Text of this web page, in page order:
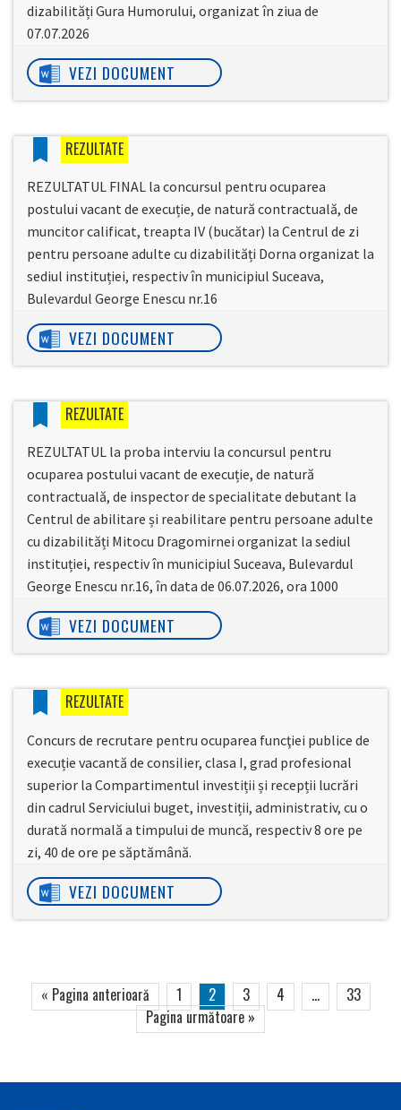
dizabilități Gura Humorului, organizat în ziua de
07.07.2026
VEZI DOCUMENT
REZULTATE
REZULTATUL FINAL la concursul pentru ocuparea
postului vacant de execuție, de natură contractuală, de
muncitor calificat, treapta IV (bucătar) la Centrul de zi
pentru persoane adulte cu dizabilități Dorna organizat la
sediul instituției, respectiv în municipiul Suceava,
Bulevardul George Enescu nr.16
VEZI DOCUMENT
REZULTATE
REZULTATUL la proba interviu la concursul pentru
ocuparea postului vacant de execuție, de natură
contractuală, de inspector de specialitate debutant la
Centrul de abilitare și reabilitare pentru persoane adulte
cu dizabilități Mitocu Dragomirnei organizat la sediul
instituției, respectiv în municipiul Suceava, Bulevardul
George Enescu nr.16, în data de 06.07.2026, ora 1000
VEZI DOCUMENT
REZULTATE
Concurs de recrutare pentru ocuparea funcţiei publice de
execuție vacantă de consilier, clasa I, grad profesional
superior la Compartimentul investiții și recepții lucrări
din cadrul Serviciului buget, investiții, administrativ, cu o
durată normală a timpului de muncă, respectiv 8 ore pe
zi, 40 de ore pe săptămână.
VEZI DOCUMENT
« Pagina anterioară 1 2 3 4 …
33
Pagina următoare »